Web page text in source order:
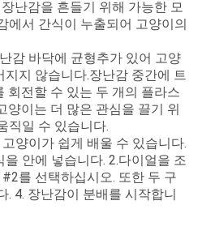
난감을 흔들기 위해 가능한 모
에서 간식이 누출되어 고양이의
감 바닥에 균형추가 있어 고양
지 않습니다.장난감 중간에 트
회전할 수 있는 두 개의 플라스
양이는 더 많은 관심을 끌기 위
직일 수 있습니다.
양이가 쉽게 배울 수 있습니다.
안에 넣습니다. 2.다이얼을 조
를 선택하십시오. 또한 두 구
. 4. 장난감이 분배를 시작합니